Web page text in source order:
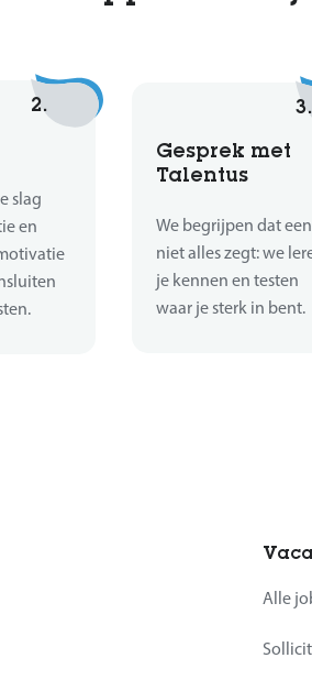
2.
slag
en
3.
Gesprek met
Talentus
We begrijpen dat
niet alles zegt: we
je kennen en testen
waar je sterk in bent.
Alle